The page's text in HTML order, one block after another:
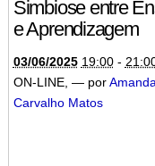
Simbiose entre
e Aprendizagem
03/06/2025 19:00-
ON-LINE, — porAmanda
Carvalho Matos